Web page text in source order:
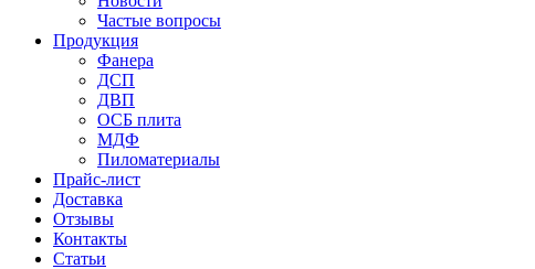
Частые вопросы
Продукция
Фанера
ДСП
ДВП
ОСБ плита
МДФ
Пиломатериалы
Прайс-лист
Доставка
Отзывы
Контакты
Статьи